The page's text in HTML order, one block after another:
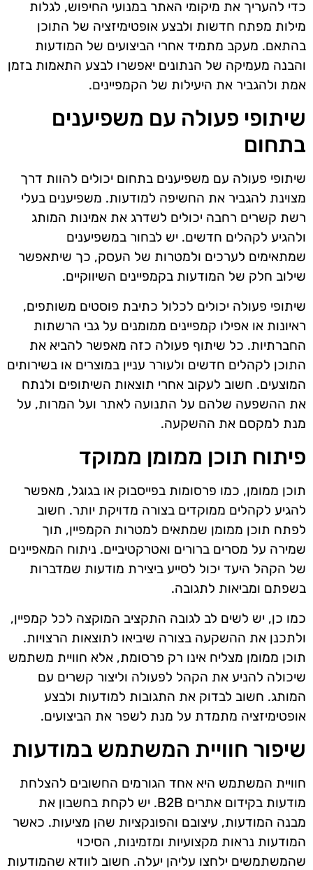
כדי להעריך את מיקומי האתר במנועי החיפוש, לגלות
מילות מפתח חדשות ולבצע אופטימיזציה של התוכן
בהתאם. מעקב מתמיד אחרי הביצועים של המודעות
והבנה מעמיקה של הנתונים יאפשרו לבצע התאמות בזמן
אמת ולהגביר את היעילות של הקמפיינים.
שיתופי פעולה עם משפיענים
בתחום
שיתופי פעולה עם משפיענים בתחום יכולים להוות דרך
מצוינת להגביר את החשיפה למודעות. משפיענים בעלי
רשת קשרים רחבה יכולים לשדרג את אמינות המותג
ולהגיע לקהלים חדשים. יש לבחור במשפיענים
שמתאימים לערכים ולמטרות של העסק, כך שיתאפשר
שילוב חלק של המודעות בקמפיינים השיווקיים.
שיתופי פעולה יכולים לכלול כתיבת פוסטים משותפים,
ראיונות או אפילו קמפיינים ממומנים על גבי הרשתות
החברתיות. כל שיתוף פעולה כזה מאפשר להביא את
התוכן לקהלים חדשים ולעורר עניין במוצרים או בשירותים
המוצעים. חשוב לעקוב אחרי תוצאות השיתופים ולנתח
את ההשפעה שלהם על התנועה לאתר ועל המרות, על
מנת למקסם את ההשקעה.
פיתוח תוכן ממומן ממוקד
תוכן ממומן, כמו פרסומות בפייסבוק או בגוגל, מאפשר
להגיע לקהלים ממוקדים בצורה מדויקת יותר. חשוב
לפתח תוכן ממומן שמתאים למטרות הקמפיין, תוך
שמירה על מסרים ברורים ואטרקטיביים. ניתוח המאפיינים
של הקהל היעד יכול לסייע ביצירת מודעות שמדברות
בשפתם ומביאות לתגובה.
כמו כן, יש לשים לב לגובה התקציב המוקצה לכל קמפיין,
ולתכנן את ההשקעה בצורה שיביאו לתוצאות הרצויות.
תוכן ממומן מצליח אינו רק פרסומת, אלא חוויית משתמש
שיכולה להניע את הקהל לפעולה וליצור קשרים עם
המותג. חשוב לבדוק את התגובות למודעות ולבצע
אופטימיזציה מתמדת על מנת לשפר את הביצועים.
שיפור חוויית המשתמש במודעות
חוויית המשתמש היא אחד הגורמים החשובים להצלחת
מודעות בקידום אתרים B2B. יש לקחת בחשבון את
מבנה המודעות, עיצובם והפונקציות שהן מציעות. כאשר
המודעות נראות מקצועיות ומזמינות, הסיכוי
שהמשתמשים ילחצו עליהן יעלה. חשוב לוודא שהמודעות